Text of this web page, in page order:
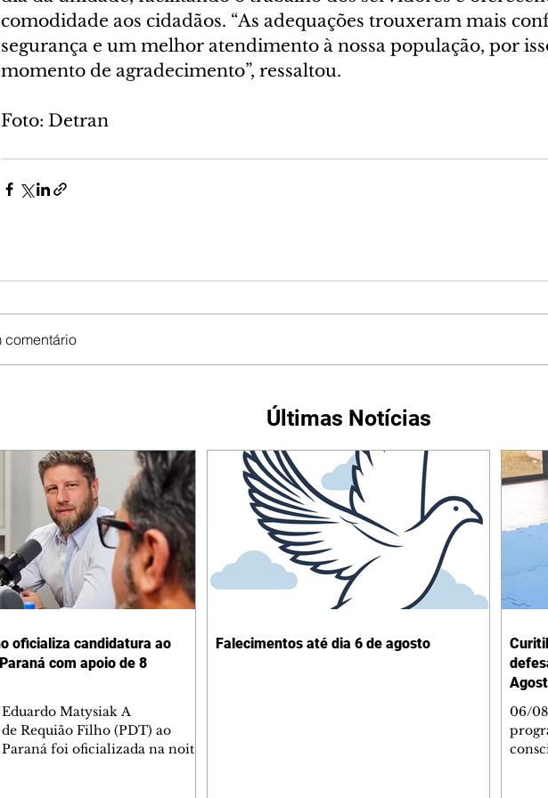
comodidade aos cidadãos. “As adequações trouxeram mais
segurança e um melhor atendimento à nossa população, por
momento de agradecimento”, ressaltou.
Foto: Detran
comentário
Últimas Notícias
oficializa candidatura ao
com apoio de 8
Matysiak A
Requião Filho (PDT) ao
foi oficializada na noite
Falecimentos até dia 6 de agosto
06/